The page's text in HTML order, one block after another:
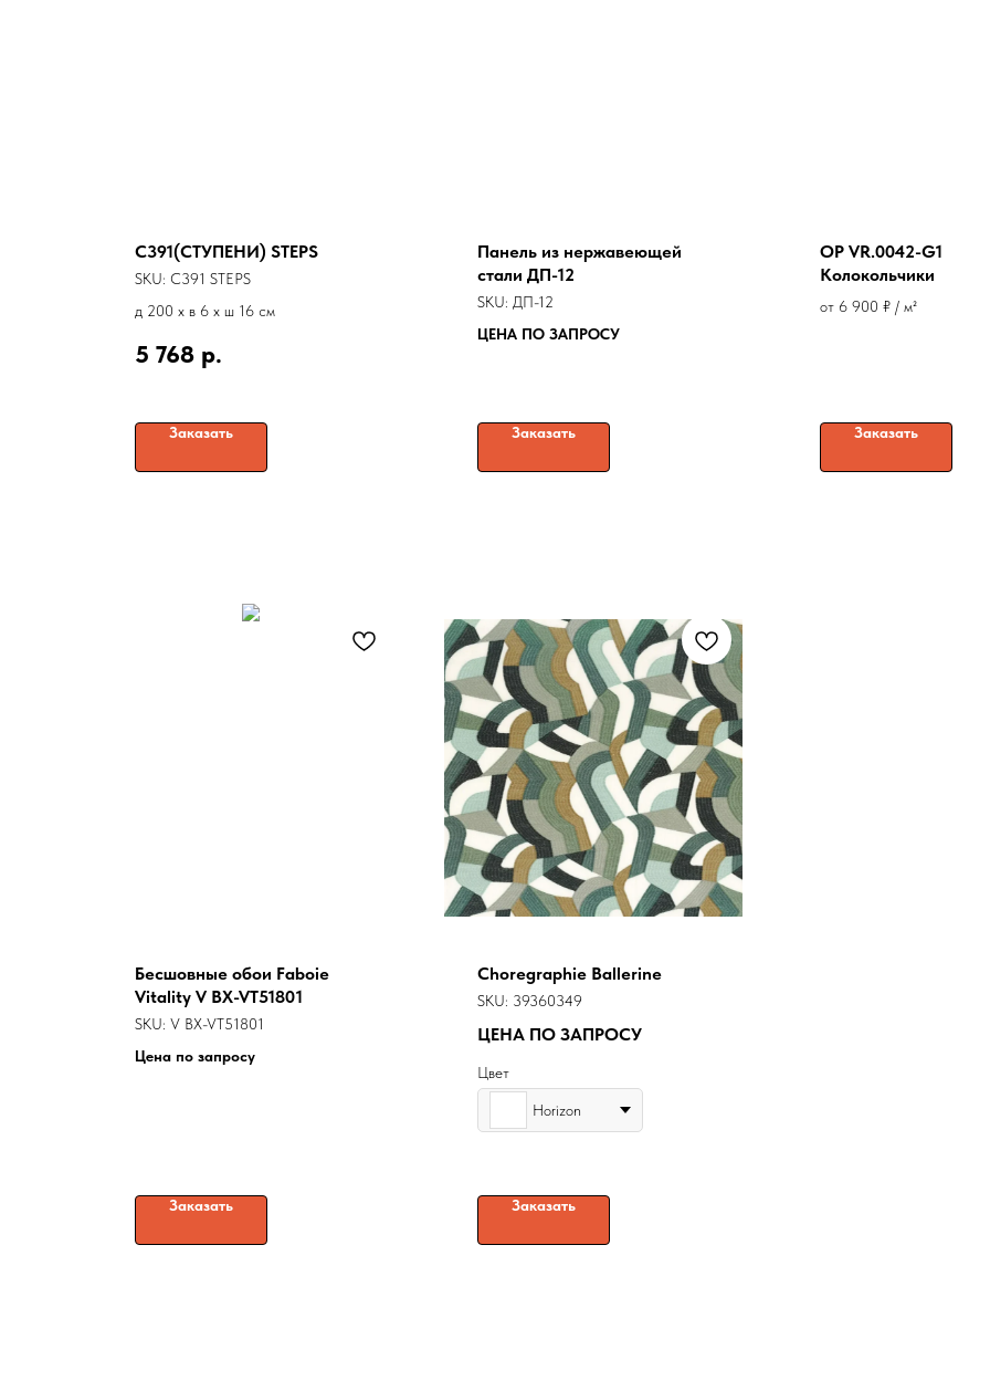
C391(СТУПЕНИ) STEPS
SKU: C391 STEPS
д 200 x в 6 x ш 16 см
5 768 р.
Заказать
Панель из нержавеющей
стали ДП-12
SKU: ДП-12
ЦЕНА ПО ЗАПРОСУ
Заказать
OP VR.0042-G1
Колокольчики
от 6 900 ₽ / м²
Заказать
Бесшовные обои Faboie
Vitality V BX-VT51801
SKU: V BX-VT51801
Цена по запросу
Заказать
Choregraphie Ballerine
SKU: 39360349
ЦЕНА ПО ЗАПРОСУ
Цвет
Horizon
Заказать